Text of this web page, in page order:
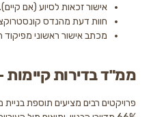
זכאות לסיוע (אם קיים).
דעת מהנדס קונסטרוקציה.
אישור ראשוני מפיקוד העורף.
קיימות –
מציעים תוספת בניית ממ"ד לדירות